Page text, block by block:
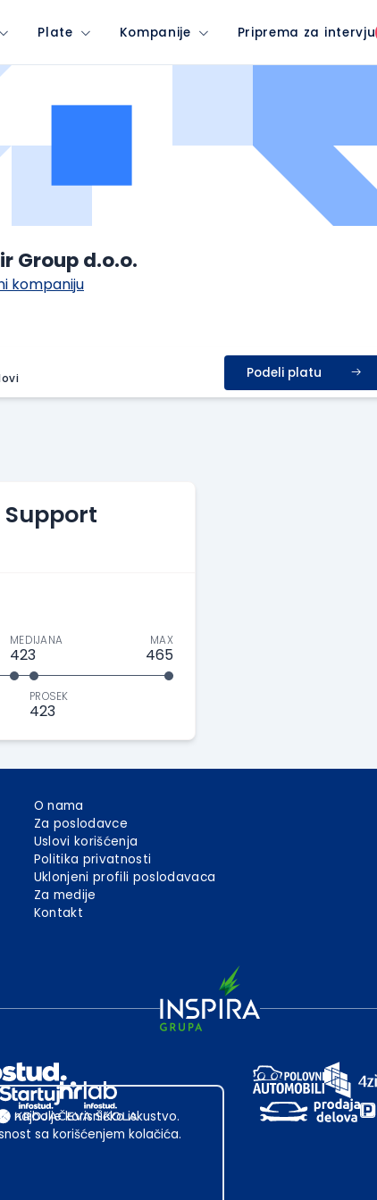
Plate Kompanije Priprema za intervju
Group d.o.o.
kompaniju
Podeli platu
Support
MEDIJANA
423
PROSEK
423
MAX
465
O nama
Za poslodavce
Uslovi korišćenja
Politika privatnosti
Uklonjeni profili poslodavaca
Za medije
Kontakt
najbolje korisničko iskustvo.
sa korišćenjem kolačića.